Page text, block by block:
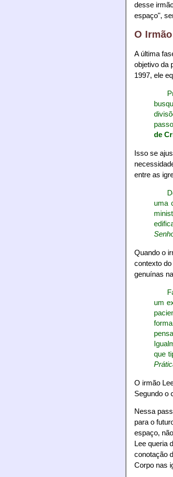
desse
espaço",
O
A última
objetivo da
1997, ele
de
Isso se
entre as
uma
Quando o
contexto
genuínas
um
que
O irmão
Segundo o
Nessa
para o
espaço,
Lee queria
conotação
Corpo nas